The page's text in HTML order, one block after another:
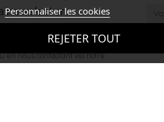
Personnaliser les cookies
REJETER TOUT
newsletter
email et en validant ce formulaire,
newsletter de Bonheur du Jour Paris
désinscrire à tout moment via le lien
en nous contactant via notre